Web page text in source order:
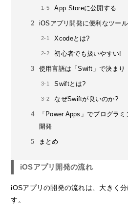
App Storeに公開する
iOSアプリ開発に便利なツール
Xcodeとは?
初心者でも扱いやすい!
使用言語は「Swift」で決まり
Swiftとは?
なぜSwiftが良いのか?
「Power Apps」でプログラ
開発
まとめ
iOSアプリ開発の流れ
iOSアプリの開発の流れは、大きく
す。